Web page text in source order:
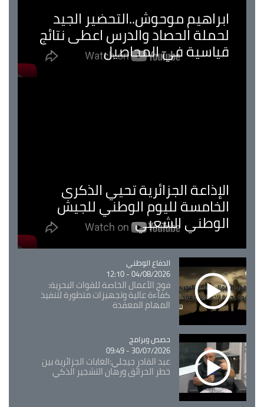
ابراهيم موحوش..التحضير الجيد
لحملة الحصاد والدرس اعطى نتائج
قياسية في المحاصيل
الإذاعة الجزائرية تحيي الذكرى
الخامسة لليوم الوطني للجيش
الوطني الشعبي
Catégorie
الدفاع الوطني
04/08/2026 - 12:10
فوج الأعمال الخاصة للقوات البحرية:
كفاءة عالية وتجهيزات متطورة لتنفيذ
المهام المعقدة
Catégorie
حصص وبرامج
30/07/2026 - 09:49
عبد القادر جيجلي:الغابات الجزائرية بين
خطر الحرائق ورهان التشجير الذكي